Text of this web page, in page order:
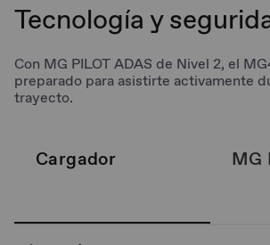
Tecnología y
Con MG PILOT ADAS de Nivel 2, el
preparado para asistirte activamente
trayecto.
Cargador​ MG